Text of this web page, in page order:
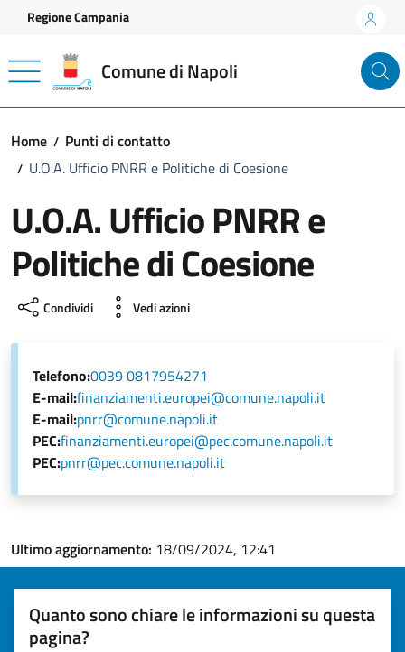
Vai ai contenuti
Vai al footer
Regione Campania
Comune di Napoli
Home
Punti di contatto
U.O.A. Ufficio PNRR e Politiche di Coesione
U.O.A. Ufficio PNRR e
Politiche di Coesione
Condividi Vedi azioni
Telefono:0039 0817954271
E-mail:finanziamenti.europei@comune.napoli.it
E-mail:pnrr@comune.napoli.it
PEC:finanziamenti.europei@pec.comune.napoli.it
PEC:pnrr@pec.comune.napoli.it
Ultimo aggiornamento: 18/09/2024, 12:41
Quanto sono chiare le informazioni su questa
pagina?